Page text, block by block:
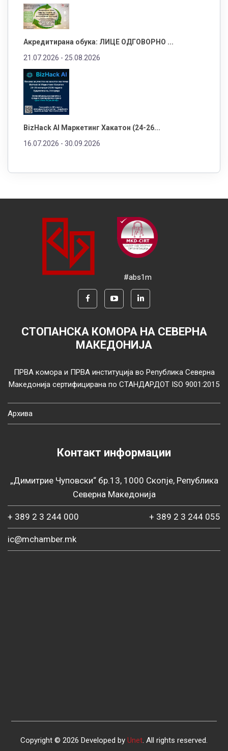
Акредитирана обука: ЛИЦЕ ОДГОВОРНО ...
21.07.2026 - 25.08.2026
BizHack AI Маркетинг Хакатон (24-26...
16.07.2026 - 30.09.2026
#abs1m
СТОПАНСКА КОМОРА НА СЕВЕРНА
МАКЕДОНИЈА
ПРВА комора и ПРВА институција во Република Северна
Македонија сертифицирана по СТАНДАРДОТ ISO 9001:2015
Архива
Контакт информации
„Димитрие Чуповски“ бр.13, 1000 Скопје, Република
Северна Македонија
+ 389 2 3 244 000 + 389 2 3 244 055
ic@mchamber.mk
Copyright © 2026 Developed by Unet. All rights reserved.